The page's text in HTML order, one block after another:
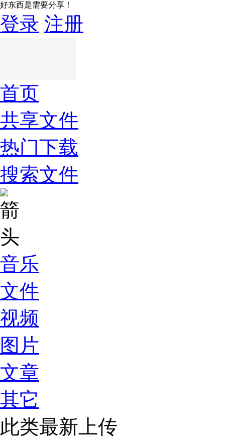
好东西是需要分享！
登录 注册
首页
共享文件
热门下载
搜索文件
音乐
文件
视频
图片
文章
其它
此类最新上传